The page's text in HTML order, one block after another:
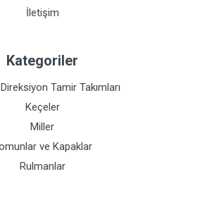
İletişim
Kategoriler
Tamir Takımları
Keçeler
Miller
ve Kapaklar
Rulmanlar